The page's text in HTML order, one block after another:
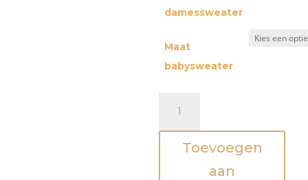
damessweater
Maat
babysweater
Koffie
eerst-Toevoegen
aan